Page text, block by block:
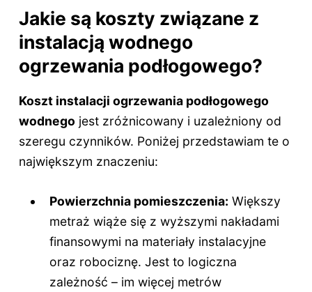
Jakie są koszty związane z
instalacją wodnego
ogrzewania podłogowego?
Koszt instalacji ogrzewania podłogowego
wodnego jest zróżnicowany i uzależniony od
szeregu czynników. Poniżej przedstawiam te o
największym znaczeniu:
Powierzchnia pomieszczenia: Większy
metraż wiąże się z wyższymi nakładami
finansowymi na materiały instalacyjne
oraz robociznę. Jest to logiczna
zależność – im więcej metrów